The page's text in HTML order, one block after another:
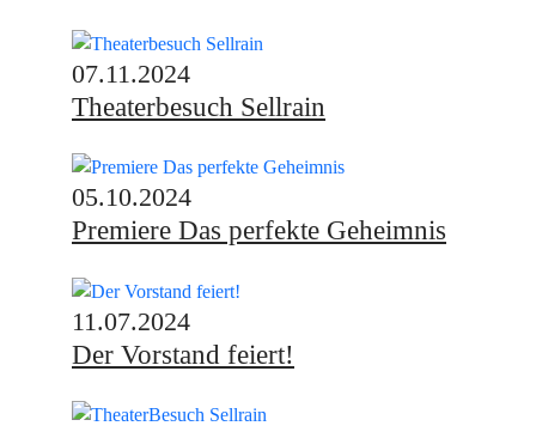
07.11.2024
Theaterbesuch Sellrain
05.10.2024
Premiere Das perfekte Geheimnis
11.07.2024
Der Vorstand feiert!